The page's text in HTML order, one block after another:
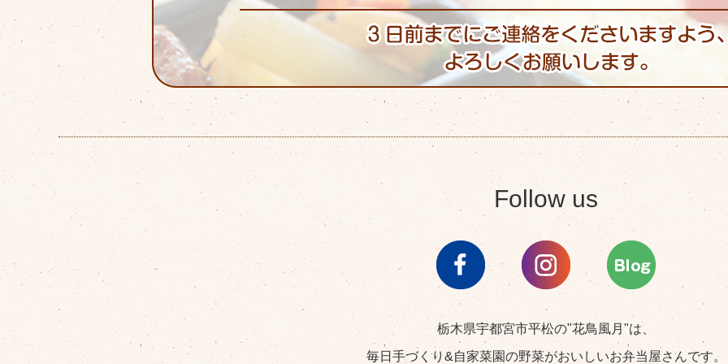
Follow us
栃木県宇都宮市平松の"花鳥風月"は、
毎日手づくり&自家菜園の野菜がおいしいお弁当屋さんです。